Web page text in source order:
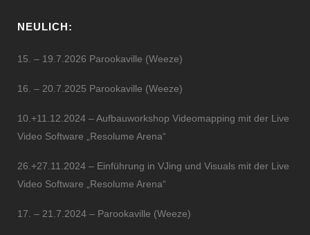
NEULICH:
15. – 19.7.2026 Parookaville (Weeze)
16. – 20.7.2025 Parookaville (Weeze)
10.+11.12.2024 – Aufbauworkshop Videomapping mit der Live
Video Software „Resolume Arena“
26.+27.11.2024 – Einführung in VJing und Visuals mit der Live
Video Software „Resolume Arena“
17. – 21.7.2024 – Parookaville (Weeze)